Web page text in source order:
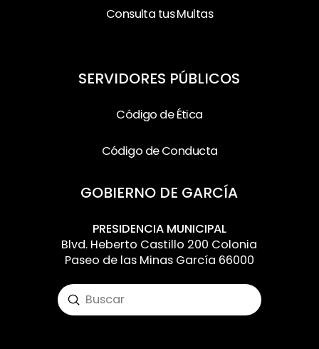
Consulta tus Multas
SERVIDORES PÚBLICOS
Código de Ética
Código de Conducta
GOBIERNO DE GARCÍA
PRESIDENCIA MUNICIPAL
Blvd. Heberto Castillo 200 Colonia
Paseo de las Minas García 66000
Search
Submit